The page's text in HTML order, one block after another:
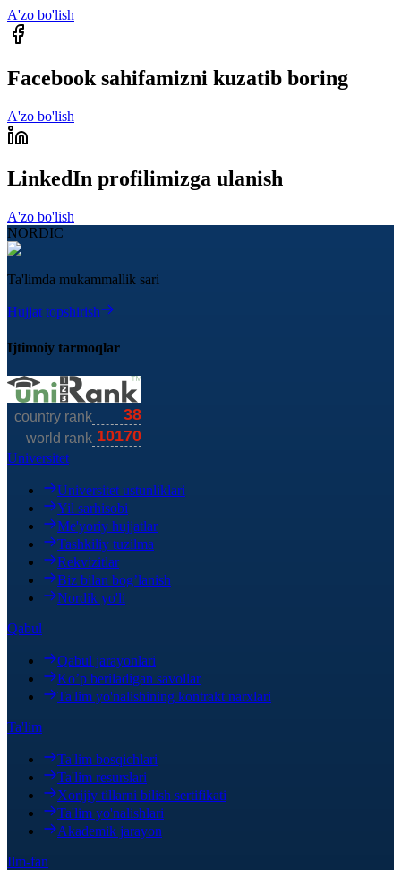
A'zo bo'lish
Facebook sahifamizni kuzatib boring
A'zo bo'lish
LinkedIn profilimizga ulanish
A'zo bo'lish
NORDIC
Ta'limda mukammallik sari
Hujjat topshirish
Ijtimoiy tarmoqlar
Universitet
Universitet ustunliklari
Yil sarhisobi
Me'yoriy hujjatlar
Tashkiliy tuzilma
Rekvizitlar
Biz bilan bog’lanish
Nordik yo'li
Qabul
Qabul jarayonlari
Ko’p beriladigan savollar
Ta'lim yo'nalishining kontrakt narxlari
Ta'lim
Ta'lim bosqichlari
Ta'lim resurslari
Xorijiy tillarni bilish sertifikati
Ta'lim yo'nalishlari
Akademik jarayon
Ilm-fan